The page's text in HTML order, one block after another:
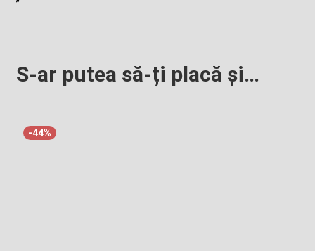
S-ar putea să-ți placă și…
-44%